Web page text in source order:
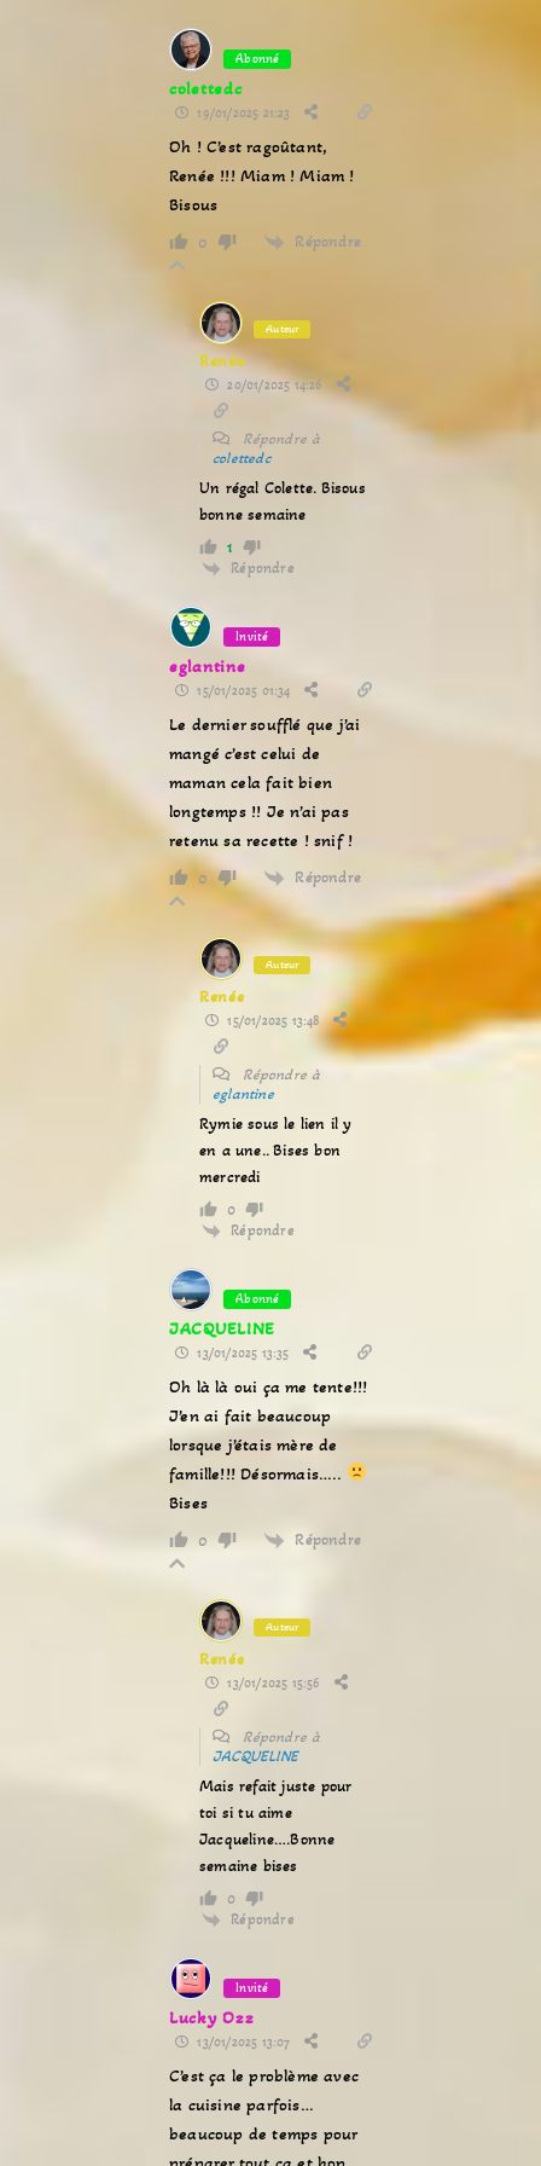
Abonné
colettedc
19/01/2025 21:23
Oh ! C’est ragoûtant,
Renée !!! Miam ! Miam !
Bisous
0 Répondre
Auteur
Renée
20/01/2025 14:26
Répondre à
colettedc
Un régal Colette. Bisous
bonne semaine
1
Répondre
Invité
eglantine
15/01/2025 01:34
Le dernier soufflé que j’ai
mangé c’est celui de
maman cela fait bien
longtemps !! Je n’ai pas
retenu sa recette ! snif !
0 Répondre
Auteur
Renée
15/01/2025 13:48
Répondre à
eglantine
Rymie sous le lien il y
en a une.. Bises bon
mercredi
0
Répondre
Abonné
JACQUELINE
13/01/2025 13:35
Oh là là oui ça me tente!!!
J’en ai fait beaucoup
lorsque j’étais mère de
famille!!! Désormais…..
Bises
0 Répondre
Auteur
Renée
13/01/2025 15:56
Répondre à
JACQUELINE
Mais refait juste pour
toi si tu aime
Jacqueline….Bonne
semaine bises
0
Répondre
Invité
Lucky Ozz
13/01/2025 13:07
C’est ça le problème avec
la cuisine parfois…
beaucoup de temps pour